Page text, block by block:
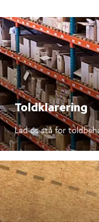
Toldklarering
Lad os stå for